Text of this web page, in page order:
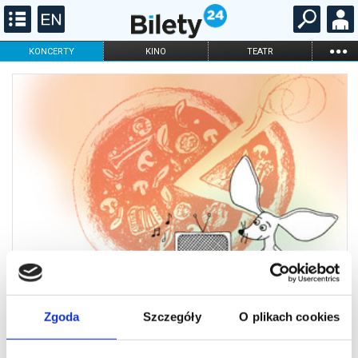
Zgoda Szczegóły O plikach cookies
KONCERTY KINO TEATR ...
FILHARMONIA OPERA I BALET
STAND-UP
KARNETY
Poranny koncert dla Dzieci